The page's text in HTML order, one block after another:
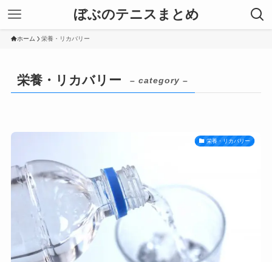
ぼぶのテニスまとめ
ホーム 栄養・リカバリー
栄養・リカバリー – category –
栄養・リカバリー